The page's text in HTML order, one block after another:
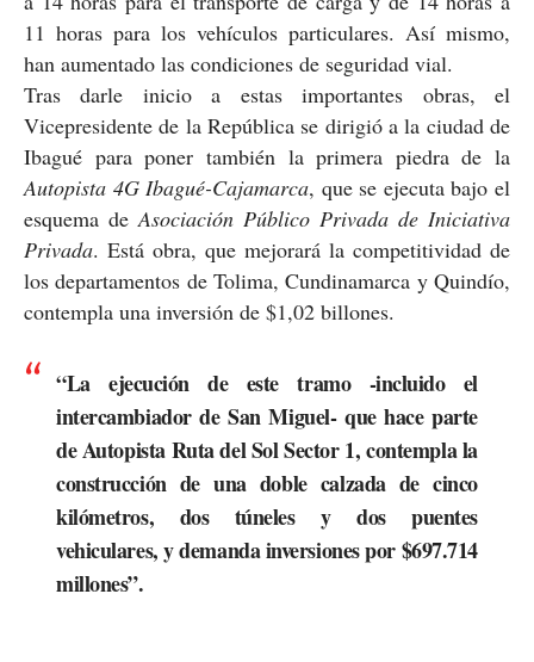
11 horas para los vehículos particulares. Así mismo,
han aumentado las condiciones de seguridad vial.
Tras darle inicio a estas importantes obras, el
Vicepresidente de la República se dirigió a la ciudad de
Ibagué para poner también la primera piedra de la
Autopista 4G Ibagué-Cajamarca, que se ejecuta bajo el
esquema deAsociación Público Privada de Iniciativa
Privada. Está obra, que mejorará la competitividad de
los departamentos de Tolima, Cundinamarca y Quindío,
contempla una inversión de $1,02 billones.
“La ejecución de este tramo -incluido el
intercambiador de San Miguel- que hace parte
de Autopista Ruta del Sol Sector 1, contempla la
construcción de una doble calzada de cinco
kilómetros, dos túneles y dos puentes
vehiculares, y demanda inversiones por $697.714
millones”.